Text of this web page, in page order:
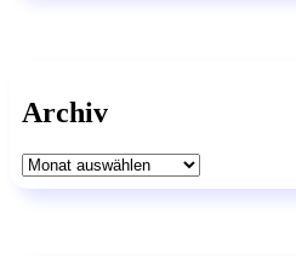
Archiv
Archiv